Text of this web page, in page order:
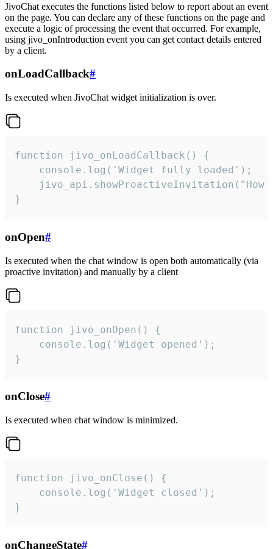
JivoChat executes the functions listed below to report about an event
on the page. You can declare any of these functions on the page and
execute a logic of processing the event that occurred. For example,
using jivo_onIntroduction event you can get contact details entered
by a client.
onLoadCallback#
Is executed when JivoChat widget initialization is over.
function jivo_onLoadCallback() {
    console.log('Widget fully loaded');
jivo_api.showProactiveInvitation("How
}
onOpen#
Is executed when the chat window is open both automatically (via
proactive invitation) and manually by a client
function jivo_onOpen() {
    console.log('Widget opened');
}
onClose#
Is executed when chat window is minimized.
function jivo_onClose() {
    console.log('Widget closed');
}
onChangeState#